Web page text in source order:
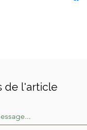
de l'article